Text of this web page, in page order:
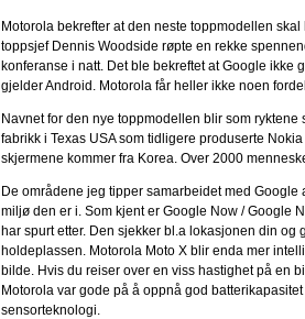
Motorola bekrefter at den neste toppmodellen
toppsjef Dennis Woodside røpte en rekke
konferanse i natt. Det ble bekreftet at Google
gjelder Android. Motorola får heller ikke noen
Navnet for den nye toppmodellen blir som
fabrikk i Texas USA som tidligere produserte
skjermene kommer fra Korea. Over 2000
De områdene jeg tipper samarbeidet med
miljø den er i. Som kjent er Google Now / Google
har spurt etter. Den sjekker bl.a lokasjonen din
holdeplassen. Motorola Moto X blir enda mer
bilde. Hvis du reiser over en viss hastighet på en
Motorola var gode på å oppnå god
sensorteknologi.